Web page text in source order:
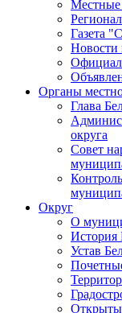
Местные
Газета
Новости
Органы
Глава
округа
Совет
Округ
О
История
Устав